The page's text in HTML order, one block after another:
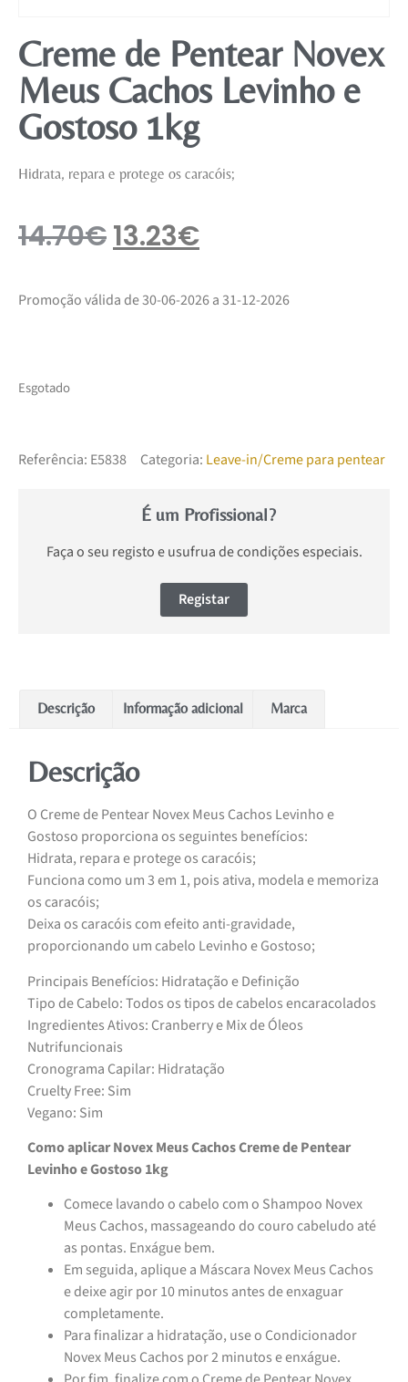
Creme de Pentear Novex
Meus Cachos Levinho e
Gostoso 1kg
Hidrata, repara e protege os caracóis;
14.70€13.23€
Promoção válida de 30-06-2026 a 31-12-2026
Esgotado
Referência: E5838 Categoria: Leave-in/Creme para pentear
É um Profissional?
Faça o seu registo e usufrua de condições especiais.
Registar
Descrição Informação adicional Marca
Descrição
O Creme de Pentear Novex Meus Cachos Levinho e
Gostoso proporciona os seguintes benefícios:
Hidrata, repara e protege os caracóis;
Funciona como um 3 em 1, pois ativa, modela e memoriza
os caracóis;
Deixa os caracóis com efeito anti-gravidade,
proporcionando um cabelo Levinho e Gostoso;
Principais Benefícios: Hidratação e Definição
Tipo de Cabelo: Todos os tipos de cabelos encaracolados
Ingredientes Ativos: Cranberry e Mix de Óleos
Nutrifuncionais
Cronograma Capilar: Hidratação
Cruelty Free: Sim
Vegano: Sim
Como aplicar Novex Meus Cachos Creme de Pentear
Levinho e Gostoso 1kg
Comece lavando o cabelo com o Shampoo Novex
Meus Cachos, massageando do couro cabeludo até
as pontas. Enxágue bem.
Em seguida, aplique a Máscara Novex Meus Cachos
e deixe agir por 10 minutos antes de enxaguar
completamente.
Para finalizar a hidratação, use o Condicionador
Novex Meus Cachos por 2 minutos e enxágue.